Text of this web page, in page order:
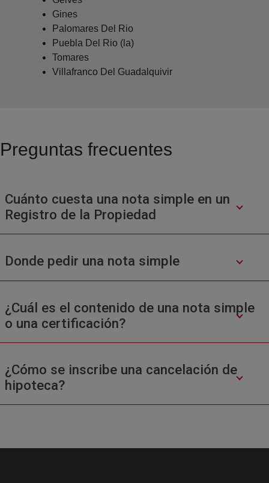
Gines
Palomares Del Rio
Puebla Del Rio (la)
Tomares
Villafranco Del Guadalquivir
Preguntas frecuentes
Cuánto cuesta una nota simple en un
Registro de la Propiedad
Donde pedir una nota simple
¿Cuál es el contenido de una nota simple
o una certificación?
¿Cómo se inscribe una cancelación de
hipoteca?